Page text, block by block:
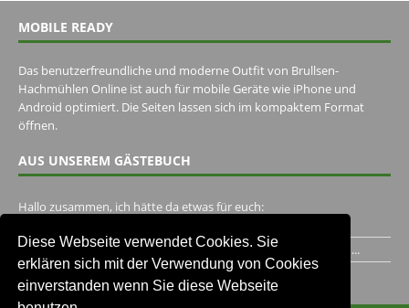
Diese Webseite verwendet Cookies. Sie
erklären sich mit der Verwendung von Cookies
einverstanden wenn Sie diese Webseite
MOBILE READY
Das benutzerfreundliche und moderne Outfit von Brullsen-
Hachmühlen Online ist auch für mobile Geräte wie iPhone und
Android optimiert. Die Seiten lassen sich im kompaktem Format
öffnen.
AUS UNSEREM GÄSTEBUCH
Hallo zusammen, ich hätte da etwas für euch:
Ich habe ein Jahr im Gasthaus Hugo Pape verbracht..Habe ihn...
Unser Gästebuch besuchen